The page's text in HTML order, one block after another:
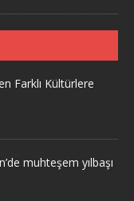
Farklı Kültürlere
muhteşem yılbaşı